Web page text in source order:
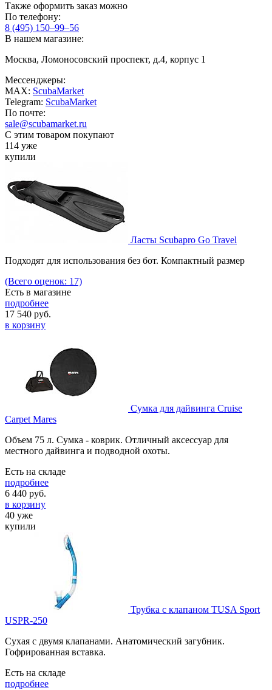
Также оформить заказ можно
По телефону:
8 (495) 150–99–56
В нашем магазине:
Москва, Ломоносовский проспект, д.4, корпус 1
Мессенджеры:
MAX: ScubaMarket
Telegram: ScubaMarket
По почте:
sale@scubamarket.ru
С этим товаром покупают
114 уже
купили
Ласты Scubapro Go Travel
Подходят для использования без бот. Компактный размер
(Всего оценок: 17)
Есть в магазине
подробнее
17 540 руб.
в корзину
Сумка для дайвинга Cruise
Carpet Mares
Объем 75 л. Сумка - коврик. Отличный аксессуар для
местного дайвинга и подводной охоты.
Есть на складе
подробнее
6 440 руб.
в корзину
40 уже
купили
Трубка с клапаном TUSA Sport
USPR-250
Сухая с двумя клапанами. Анатомический загубник.
Гофрированная вставка.
Есть на складе
подробнее